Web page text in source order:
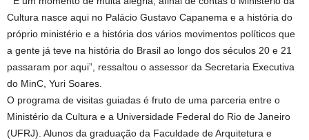
Cultura nasce aqui no Palácio Gustavo Capanema e a história do
próprio ministério e a história dos vários movimentos políticos que
a gente já teve na história do Brasil ao longo dos séculos 20 e 21
passaram por aqui”, ressaltou o assessor da Secretaria Executiva
do MinC, Yuri Soares.
O programa de visitas guiadas é fruto de uma parceria entre o
Ministério da Cultura e a Universidade Federal do Rio de Janeiro
(UFRJ). Alunos da graduação da Faculdade de Arquitetura e